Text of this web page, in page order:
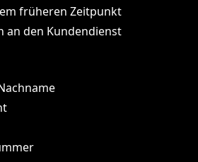
früheren Zeitpunkt
an den Kundendienst